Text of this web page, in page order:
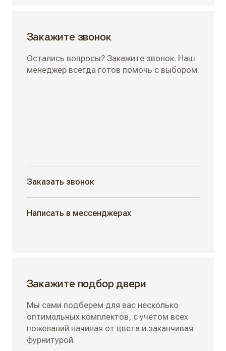
Закажите звонок
Остались вопросы? Закажите звонок. Наш
менеджер всегда готов помочь с выбором.
Заказать звонок
Написать в мессенджерах
Закажите подбор двери
Мы сами подберем для вас несколько
оптимальных комплектов, с учетом всех
пожеланий начиная от цвета и заканчивая
фурнитурой.